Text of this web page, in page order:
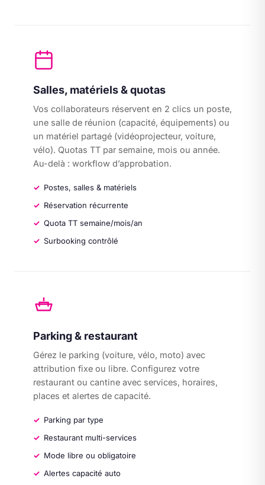
Salles, matériels & quotas
Vos collaborateurs réservent en 2 clics un poste,
une salle de réunion (capacité, équipements) ou
un matériel partagé (vidéoprojecteur, voiture,
vélo). Quotas TT par semaine, mois ou année.
Au-delà : workflow d’approbation.
Postes, salles & matériels
Réservation récurrente
Quota TT semaine/mois/an
Surbooking contrôlé
Parking & restaurant
Gérez le parking (voiture, vélo, moto) avec
attribution fixe ou libre. Configurez votre
restaurant ou cantine avec services, horaires,
places et alertes de capacité.
Parking par type
Restaurant multi-services
Mode libre ou obligatoire
Alertes capacité auto